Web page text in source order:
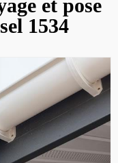
et pose
1534